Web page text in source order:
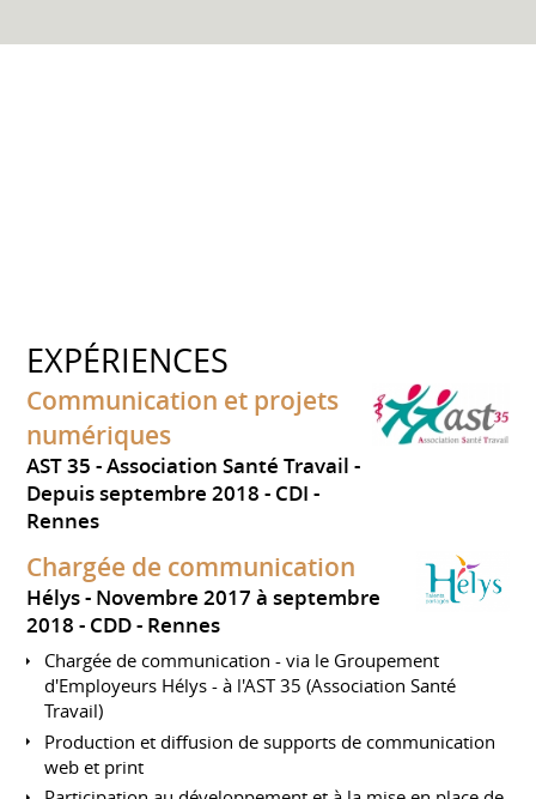
EXPÉRIENCES
Communication et projets
numériques
AST 35 - Association Santé Travail
Depuis septembre 2018 CDI
Rennes
Chargée de communication
Hélys
Novembre 2017 à septembre
2018 CDD Rennes
Chargée de communication - via le Groupement
d'Employeurs Hélys - à l'AST 35 (Association Santé
Travail)
Production et diffusion de supports de communication
web et print